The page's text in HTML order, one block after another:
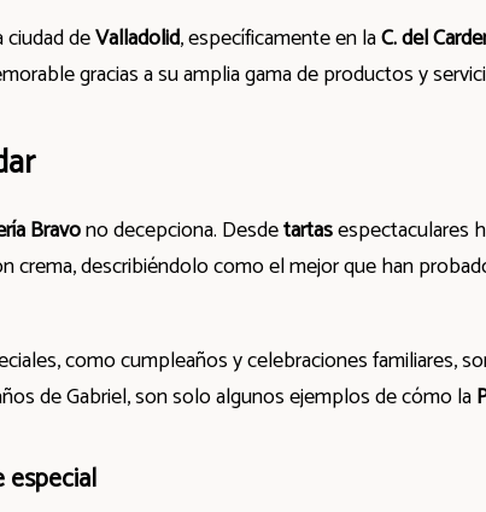
ciudad deValladolid, específicamente en laC. del
gracias a su amplia gama de productos y
Bravono decepciona. Desdetartasespectaculares
crema, describiéndolo como el mejor que han
como cumpleaños y celebraciones familiares,
de Gabriel, son solo algunos ejemplos de cómo la